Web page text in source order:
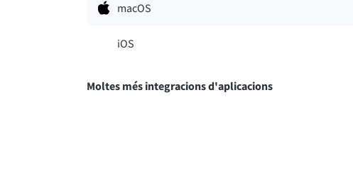
macOS
iOS
Moltes més integracions d'aplicacions